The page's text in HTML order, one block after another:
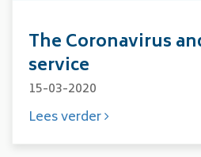
The Coronavirus
service
15-03-2020
Lees verder